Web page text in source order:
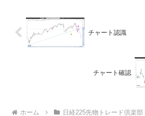
チャート認識
チャート確認
ホーム 日経225先物トレード倶楽部